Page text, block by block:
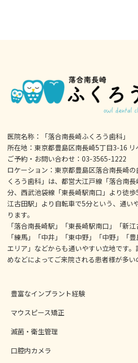
医院名称：「落合南長崎ふくろう歯科」
所在地：東京都豊島区南長崎5丁目3-16
ご予約・お問い合わせ：03-3565-1222
ロケーション：東京都豊島区落合南長崎
くろう歯科」は、都営大江戸線「落合南
分、西武池袋線「東長崎駅南口」より徒
江古田駅」より自転車で5分という、通い
ります。
「落合南長崎駅」「東長崎駅南口」「新江
「練馬」「中井」「東中野」「中野」「
エリア」などからも通いやすい立地です
めなどによってご来院される患者様が多い
豊富なインプラント経験
マウスピース矯正
滅菌・衛生管理
口腔内カメラ